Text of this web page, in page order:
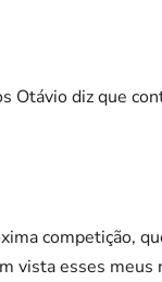
Otávio diz que
competição,
vista esses